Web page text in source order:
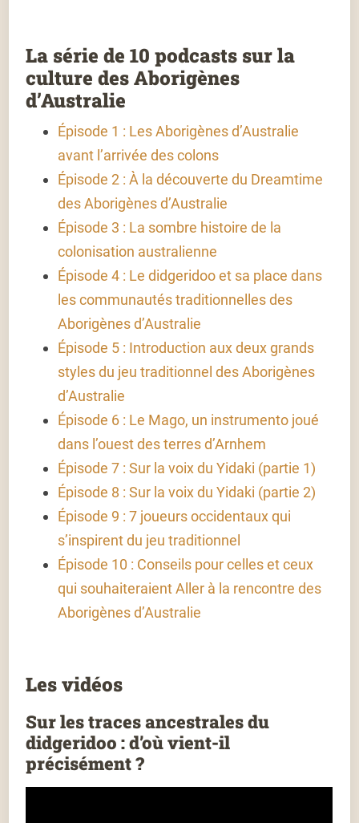
La série de 10 podcasts sur la
culture des Aborigènes
d’Australie
Épisode 1 : Les Aborigènes d’Australie
avant l’arrivée des colons
Épisode 2 : À la découverte du Dreamtime
des Aborigènes d’Australie
Épisode 3 : La sombre histoire de la
colonisation australienne
Épisode 4 : Le didgeridoo et sa place dans
les communautés traditionnelles des
Aborigènes d’Australie
Épisode 5 : Introduction aux deux grands
styles du jeu traditionnel des Aborigènes
d’Australie
Épisode 6 : Le Mago, un instrumento joué
dans l’ouest des terres d’Arnhem
Épisode 7 : Sur la voix du Yidaki (partie 1)
Épisode 8 : Sur la voix du Yidaki (partie 2)
Épisode 9 : 7 joueurs occidentaux qui
s’inspirent du jeu traditionnel
Épisode 10 : Conseils pour celles et ceux
qui souhaiteraient Aller à la rencontre des
Aborigènes d’Australie
Les vidéos
Sur les traces ancestrales du
didgeridoo : d’où vient-il
précisément ?